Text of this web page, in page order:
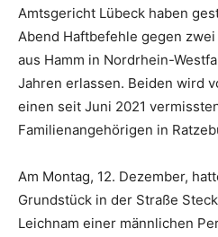
Amtsgericht Lübeck haben
Abend Haftbefehle gegen
aus Hamm in Nordrhein-
Jahren erlassen. Beiden wird
einen seit Juni 2021
Familienangehörigen in
Am Montag, 12. Dezember,
Grundstück in der Straße
Leichnam einer männlichen